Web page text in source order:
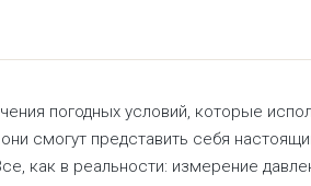
погодных условий, которые
смогут представить себя
как в реальности: измерение